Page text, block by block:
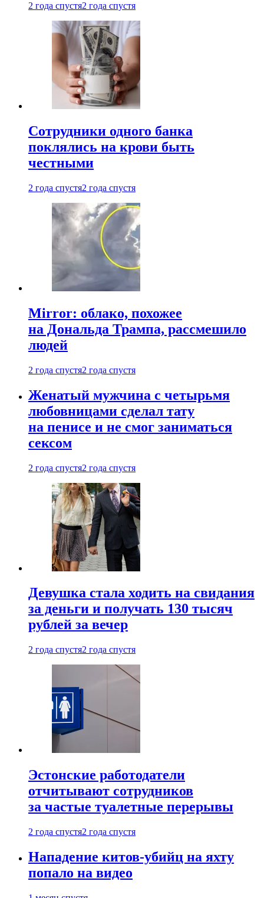
2 года спустя2 года спустя
Сотрудники одного банка
поклялись на крови быть
честными
2 года спустя2 года спустя
Mirror: облако, похожее
на Дональда Трампа, рассмешило
людей
2 года спустя2 года спустя
Женатый мужчина с четырьмя
любовницами сделал тату
на пенисе и не смог заниматься
сексом
2 года спустя2 года спустя
Девушка стала ходить на свидания
за деньги и получать 130 тысяч
рублей за вечер
2 года спустя2 года спустя
Эстонские работодатели
отчитывают сотрудников
за частые туалетные перерывы
2 года спустя2 года спустя
Нападение китов-убийц на яхту
попало на видео